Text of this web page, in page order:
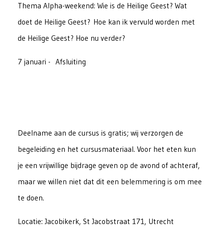
Thema Alpha-weekend: Wie is de Heilige Geest? Wat
doet de Heilige Geest? Hoe kan ik vervuld worden met
de Heilige Geest? Hoe nu verder?
7 januari - Afsluiting
Deelname aan de cursus is gratis; wij verzorgen de
begeleiding en het cursusmateriaal. Voor het eten kun
je een vrijwillige bijdrage geven op de avond of achteraf,
maar we willen niet dat dit een belemmering is om mee
te doen.
Locatie: Jacobikerk, St Jacobstraat 171, Utrecht